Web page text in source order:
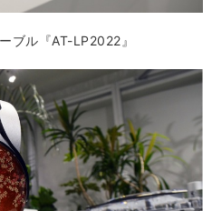
ブル『AT-LP2022』